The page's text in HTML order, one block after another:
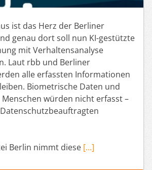
ist das Herz der Berliner
genau dort soll nun KI-gestützte
mit Verhaltensanalyse
Laut rbb und Berliner
alle erfassten Informationen
Biometrische Daten und
würden nicht erfasst –
Berlin nimmt diese […]